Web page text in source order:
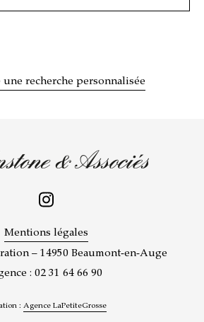
une recherche personnalisée
Mentions légales
– 14950 Beaumont-en-Auge
: 02 31 64 66 90
: Agence LaPetiteGrosse